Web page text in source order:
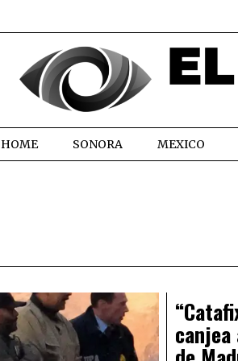
HOME SONORA MEXICO
canjea